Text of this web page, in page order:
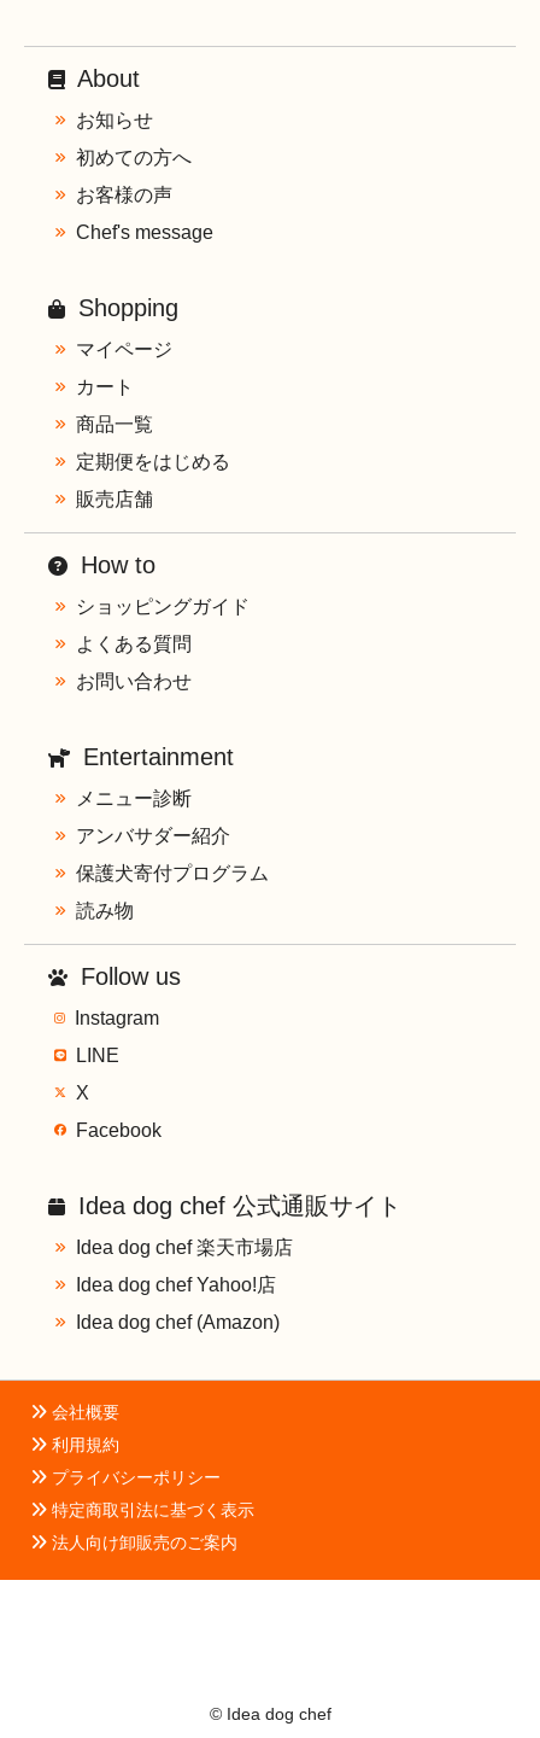
About
お知らせ
初めての方へ
お客様の声
Chef's message
Shopping
マイページ
カート
商品一覧
定期便をはじめる
販売店舗
How to
ショッピングガイド
よくある質問
お問い合わせ
Entertainment
メニュー診断
アンバサダー紹介
保護犬寄付プログラム
読み物
Follow us
Instagram
LINE
X
Facebook
Idea dog chef 公式通販サイト
Idea dog chef 楽天市場店
Idea dog chef Yahoo!店
Idea dog chef (Amazon)
会社概要
利用規約
プライバシーポリシー
特定商取引法に基づく表示
法人向け卸販売のご案内
© Idea dog chef